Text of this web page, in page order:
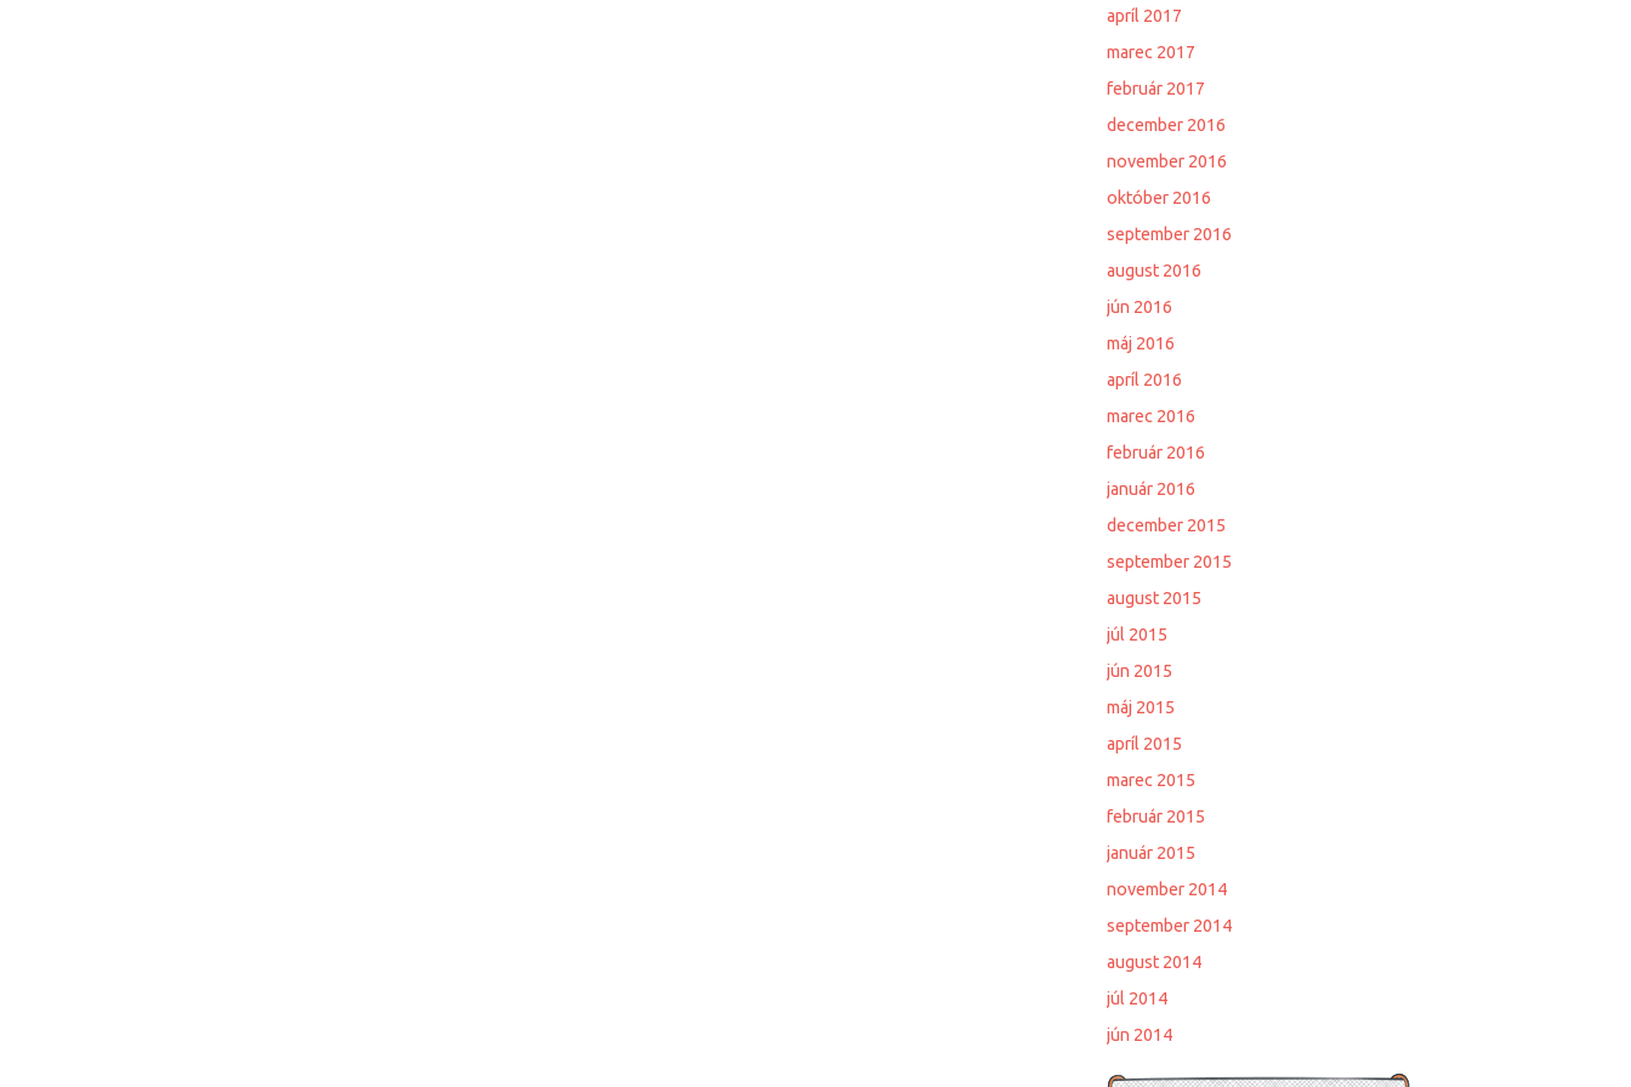
apríl 2017
marec 2017
február 2017
december 2016
november 2016
október 2016
september 2016
august 2016
jún 2016
máj 2016
apríl 2016
marec 2016
február 2016
január 2016
december 2015
september 2015
august 2015
júl 2015
jún 2015
máj 2015
apríl 2015
marec 2015
február 2015
január 2015
november 2014
september 2014
august 2014
júl 2014
jún 2014